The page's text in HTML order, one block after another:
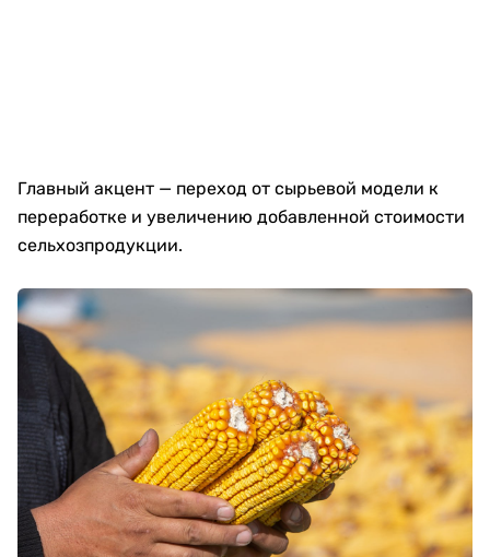
Главный акцент — переход от сырьевой модели к
переработке и увеличению добавленной стоимости
сельхозпродукции.